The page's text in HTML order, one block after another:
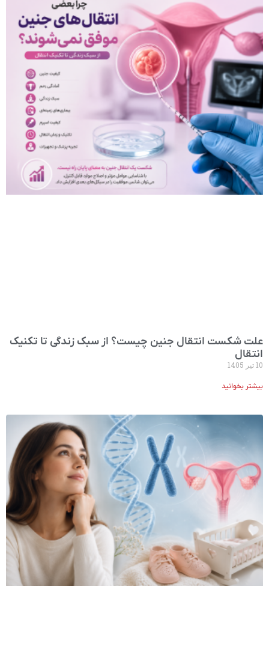
علت شکست انتقال جنین چیست؟ از سبک زندگی تا تکنیک
انتقال
10 تیر 1405
بیشتر بخوانید